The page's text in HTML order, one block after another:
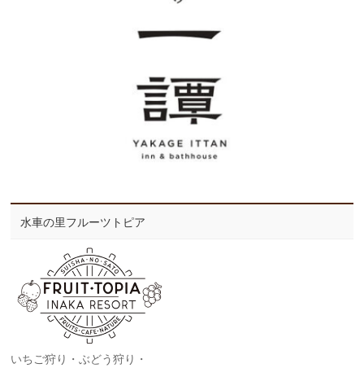
水車の里フルーツトピア
いちご狩り・ぶどう狩り・